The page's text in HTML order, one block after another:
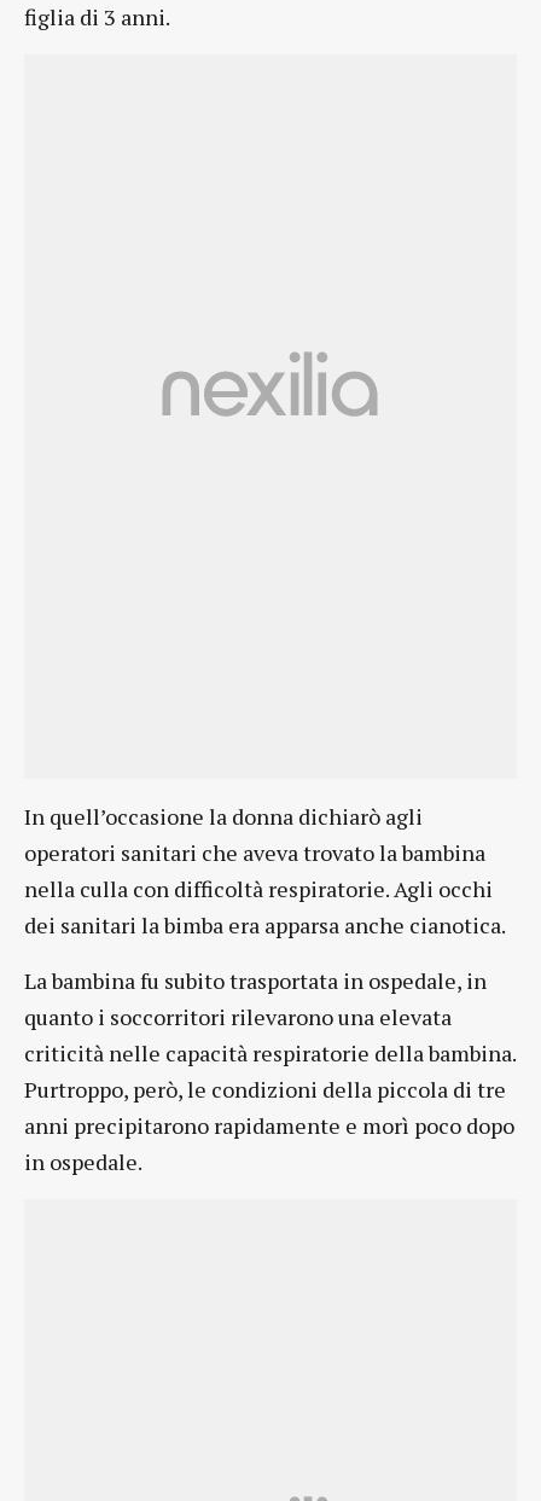
figlia di 3 anni.
In quell’occasione la donna dichiarò agli
operatori sanitari che aveva trovato la bambina
nella culla con difficoltà respiratorie. Agli occhi
dei sanitari la bimba era apparsa anche cianotica.
La bambina fu subito trasportata in ospedale, in
quanto i soccorritori rilevarono una elevata
criticità nelle capacità respiratorie della bambina.
Purtroppo, però, le condizioni della piccola di tre
anni precipitarono rapidamente e morì poco dopo
in ospedale.